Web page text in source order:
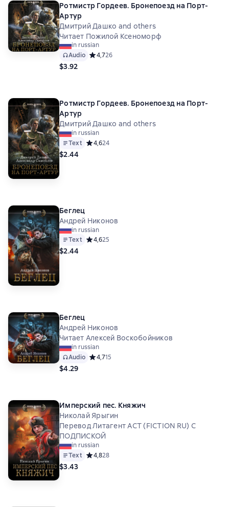
Ротмистр Гордеев. Бронепоезд на Порт-
Артур
Дмитрий Дашко and others
Читает Пожилой Ксеноморф
in russian
Audio Средний рейтинг 4,7 на основе 26 оценок
4,726
$3.92
Ротмистр Гордеев. Бронепоезд на Порт-
Артур
Дмитрий Дашко and others
in russian
Text Средний рейтинг 4,6 на основе 24 оценок
4,624
$2.44
Беглец
Андрей Никонов
in russian
Text Средний рейтинг 4,6 на основе 25 оценок
4,625
$2.44
Беглец
Андрей Никонов
Читает Алексей Воскобойников
in russian
Audio Средний рейтинг 4,7 на основе 15 оценок
4,715
$4.29
Имперский пес. Княжич
Николай Ярыгин
Перевод Литагент АСТ (FICTION RU) С
ПОДПИСКОЙ
in russian
Text Средний рейтинг 4,8 на основе 28 оценок
4,828
$3.43